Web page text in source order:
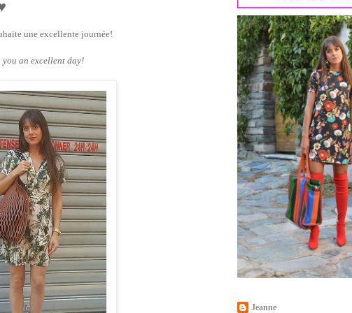
une excellente journée!
an excellent day!
Jeanne